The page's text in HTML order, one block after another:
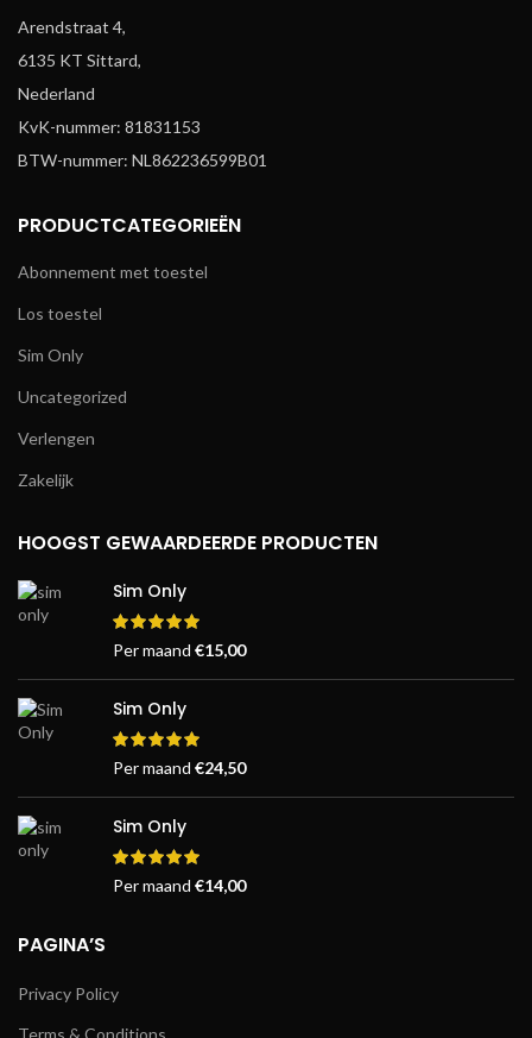
Arendstraat 4,
6135 KT Sittard,
Nederland
KvK-nummer: 81831153
BTW-nummer: NL862236599B01
PRODUCTCATEGORIEËN
Abonnement met toestel
Los toestel
Sim Only
Uncategorized
Verlengen
Zakelijk
HOOGST GEWAARDEERDE PRODUCTEN
Sim Only
Per maand €15,00
Sim Only
Per maand €24,50
Sim Only
Per maand €14,00
PAGINA’S
Privacy Policy
Terms & Conditions